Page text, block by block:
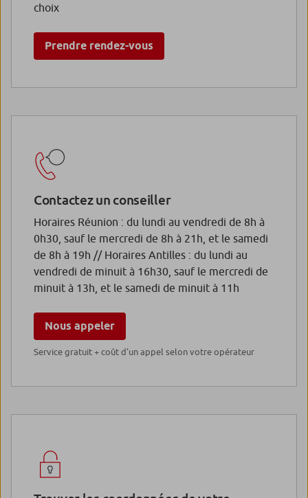
choix
Prendre rendez-vous
Contactez un conseiller
Horaires Réunion : du lundi au vendredi de 8h à
0h30, sauf le mercredi de 8h à 21h, et le samedi
de 8h à 19h // Horaires Antilles : du lundi au
vendredi de minuit à 16h30, sauf le mercredi de
minuit à 13h, et le samedi de minuit à 11h
Nous appeler
Service gratuit + coût d'un appel selon votre opérateur